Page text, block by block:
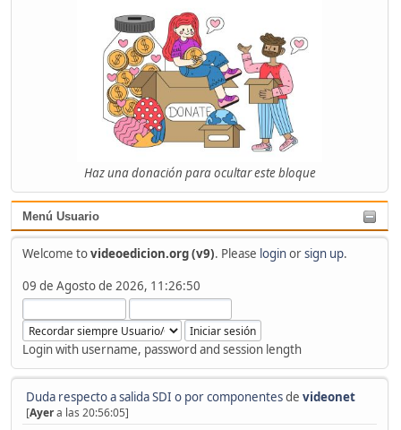
Haz una donación para ocultar este bloque
Menú Usuario
Welcome tovideoedicion.org (v9). Please loginorsign up.
09 de Agosto de 2026, 11:26:50
Login with username, password and session length
Duda respecto a salida SDI o por componentesde videonet
[Ayera las 20:56:05]